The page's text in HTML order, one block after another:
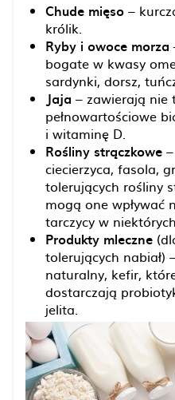
Chude mięso –
królik.
Ryby i owoce morza
bogate w kwasy
sardynki, dorsz,
Jaja – zawierają nie
pełnowartościowe
i witaminę D.
Rośliny strączkowe
ciecierzyca, fasola,
tolerujących rośliny
mogą one wpływać
tarczycy w
Produkty mleczne
tolerujących nabiał)
naturalny, kefir,
dostarczają
jelita.